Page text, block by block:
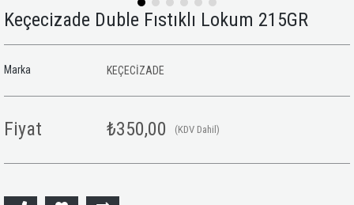
Keçecizade Duble Fıstıklı Lokum 215GR
Marka KEÇECİZADE
Fiyat ₺350,00 (KDV Dahil)